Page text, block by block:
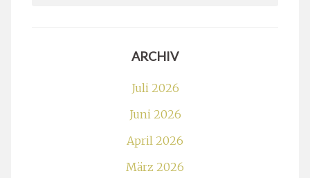
ARCHIV
Juli 2026
Juni 2026
April 2026
März 2026